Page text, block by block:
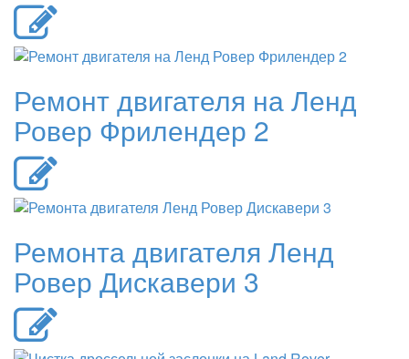
Ремонт двигателя на Ленд
Ровер Фрилендер 2
Ремонта двигателя Ленд
Ровер Дискавери 3